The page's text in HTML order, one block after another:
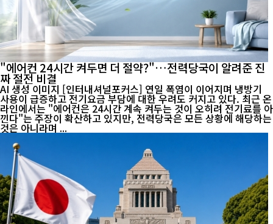
"에어컨 24시간 켜두면 더 절약?"…전력당국이 알려준 진
짜 절전 비결
AI 생성 이미지 [인터내셔널포커스] 연일 폭염이 이어지며 냉방기
사용이 급증하고 전기요금 부담에 대한 우려도 커지고 있다. 최근 온
라인에서는 "에어컨은 24시간 계속 켜두는 것이 오히려 전기료를 아
낀다"는 주장이 확산하고 있지만, 전력당국은 모든 상황에 해당하는
것은 아니라며 ...